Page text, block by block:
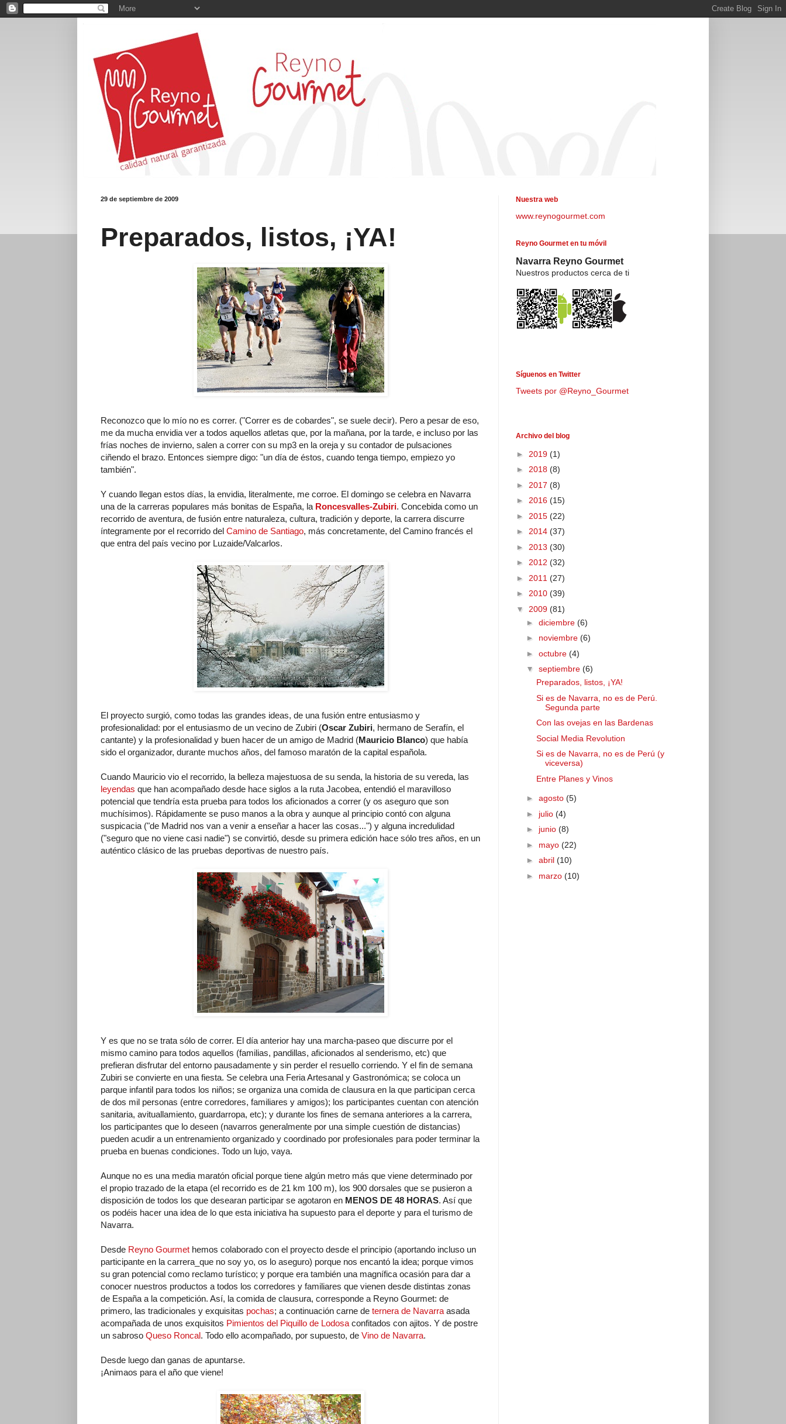
29 de septiembre de 2009
Preparados, listos, ¡YA!
Reconozco que lo mío no es correr. ("Correr es de cobardes", se suele decir). Pero a pesar de eso,
me da mucha envidia ver a todos aquellos atletas que, por la mañana, por la tarde, e incluso por las
frías noches de invierno, salen a correr con su mp3 en la oreja y su contador de pulsaciones
ciñendo el brazo. Entonces siempre digo: "un día de éstos, cuando tenga tiempo, empiezo yo
también".
Y cuando llegan estos días, la envidia, literalmente, me corroe. El domingo se celebra en Navarra
una de la carreras populares más bonitas de España, la Roncesvalles-Zubiri. Concebida como un
recorrido de aventura, de fusión entre naturaleza, cultura, tradición y deporte, la carrera discurre
íntegramente por el recorrido del Camino de Santiago, más concretamente, del Camino francés el
que entra del país vecino por Luzaide/Valcarlos.
El proyecto surgió, como todas las grandes ideas, de una fusión entre entusiasmo y
profesionalidad: por el entusiasmo de un vecino de Zubiri (Oscar Zubiri, hermano de Serafín, el
cantante) y la profesionalidad y buen hacer de un amigo de Madrid (Mauricio Blanco) que había
sido el organizador, durante muchos años, del famoso maratón de la capital española.
Cuando Mauricio vio el recorrido, la belleza majestuosa de su senda, la historia de su vereda, las
leyendas que han acompañado desde hace siglos a la ruta Jacobea, entendió el maravilloso
potencial que tendría esta prueba para todos los aficionados a correr (y os aseguro que son
muchísimos). Rápidamente se puso manos a la obra y aunque al principio contó con alguna
suspicacia ("de Madrid nos van a venir a enseñar a hacer las cosas...") y alguna incredulidad
("seguro que no viene casi nadie") se convirtió, desde su primera edición hace sólo tres años, en un
auténtico clásico de las pruebas deportivas de nuestro país.
Y es que no se trata sólo de correr. El día anterior hay una marcha-paseo que discurre por el
mismo camino para todos aquellos (familias, pandillas, aficionados al senderismo, etc) que
prefieran disfrutar del entorno pausadamente y sin perder el resuello corriendo. Y el fin de semana
Zubiri se convierte en una fiesta. Se celebra una Feria Artesanal y Gastronómica; se coloca un
parque infantil para todos los niños; se organiza una comida de clausura en la que participan cerca
de dos mil personas (entre corredores, familiares y amigos); los participantes cuentan con atención
sanitaria, avituallamiento, guardarropa, etc); y durante los fines de semana anteriores a la carrera,
los participantes que lo deseen (navarros generalmente por una simple cuestión de distancias)
pueden acudir a un entrenamiento organizado y coordinado por profesionales para poder terminar la
prueba en buenas condiciones. Todo un lujo, vaya.
Aunque no es una media maratón oficial porque tiene algún metro más que viene determinado por
el propio trazado de la etapa (el recorrido es de 21 km 100 m), los 900 dorsales que se pusieron a
disposición de todos los que desearan participar se agotaron en MENOS DE 48 HORAS. Así que
os podéis hacer una idea de lo que esta iniciativa ha supuesto para el deporte y para el turismo de
Navarra.
Desde Reyno Gourmet hemos colaborado con el proyecto desde el principio (aportando incluso un
participante en la carrera_que no soy yo, os lo aseguro) porque nos encantó la idea; porque vimos
su gran potencial como reclamo turístico; y porque era también una magnífica ocasión para dar a
conocer nuestros productos a todos los corredores y familiares que vienen desde distintas zonas
de España a la competición. Así, la comida de clausura, corresponde a Reyno Gourmet: de
primero, las tradicionales y exquisitas pochas; a continuación carne de ternera de Navarra asada
acompañada de unos exquisitos Pimientos del Piquillo de Lodosa confitados con ajitos. Y de postre
un sabroso Queso Roncal. Todo ello acompañado, por supuesto, de Vino de Navarra.
Desde luego dan ganas de apuntarse.
¡Animaos para el año que viene!
Nuestra web
www.reynogourmet.com
Reyno Gourmet en tu móvil
Navarra Reyno Gourmet
Nuestros productos cerca de ti
Síguenos en Twitter
Tweets por @Reyno_Gourmet
Archivo del blog
► 2019 (1)
► 2018 (8)
► 2017 (8)
► 2016 (15)
► 2015 (22)
► 2014 (37)
► 2013 (30)
► 2012 (32)
► 2011 (27)
► 2010 (39)
▼ 2009 (81)
► diciembre (6)
► noviembre (6)
► octubre (4)
▼ septiembre (6)
Preparados, listos, ¡YA!
Si es de Navarra, no es de Perú.
Segunda parte
Con las ovejas en las Bardenas
Social Media Revolution
Si es de Navarra, no es de Perú (y
viceversa)
Entre Planes y Vinos
► agosto (5)
► julio (4)
► junio (8)
► mayo (22)
► abril (10)
► marzo (10)